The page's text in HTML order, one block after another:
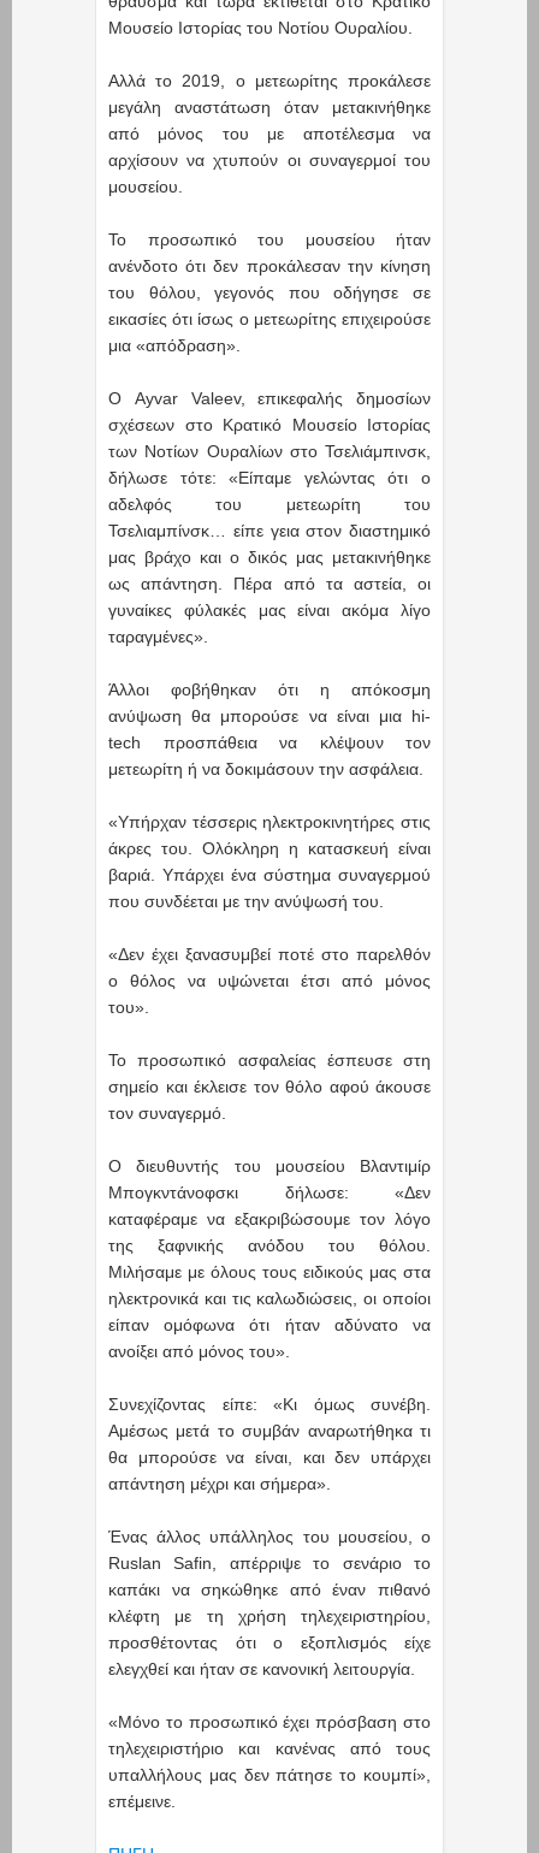
Μουσείο Ιστορίας του Νοτίου Ουραλίου.
Αλλά το 2019, ο μετεωρίτης προκάλεσε
μεγάλη αναστάτωση όταν μετακινήθηκε
από μόνος του με αποτέλεσμα να
αρχίσουν να χτυπούν οι συναγερμοί του
μουσείου.
Το προσωπικό του μουσείου ήταν
ανένδοτο ότι δεν προκάλεσαν την κίνηση
του θόλου, γεγονός που οδήγησε σε
εικασίες ότι ίσως ο μετεωρίτης επιχειρούσε
μια «απόδραση».
Ο Ayvar Valeev, επικεφαλής δημοσίων
σχέσεων στο Κρατικό Μουσείο Ιστορίας
των Νοτίων Ουραλίων στο Τσελιάμπινσκ,
δήλωσε τότε: «Είπαμε γελώντας ότι ο
αδελφός του μετεωρίτη του
Τσελιαμπίνσκ… είπε γεια στον διαστημικό
μας βράχο και ο δικός μας μετακινήθηκε
ως απάντηση. Πέρα από τα αστεία, οι
γυναίκες φύλακές μας είναι ακόμα λίγο
ταραγμένες».
Άλλοι φοβήθηκαν ότι η απόκοσμη
ανύψωση θα μπορούσε να είναι μια hi-
tech προσπάθεια να κλέψουν τον
μετεωρίτη ή να δοκιμάσουν την ασφάλεια.
«Υπήρχαν τέσσερις ηλεκτροκινητήρες στις
άκρες του. Ολόκληρη η κατασκευή είναι
βαριά. Υπάρχει ένα σύστημα συναγερμού
που συνδέεται με την ανύψωσή του.
«Δεν έχει ξανασυμβεί ποτέ στο παρελθόν
ο θόλος να υψώνεται έτσι από μόνος
του».
Το προσωπικό ασφαλείας έσπευσε στη
σημείο και έκλεισε τον θόλο αφού άκουσε
τον συναγερμό.
Ο διευθυντής του μουσείου Βλαντιμίρ
Μπογκντάνοφσκι δήλωσε: «Δεν
καταφέραμε να εξακριβώσουμε τον λόγο
της ξαφνικής ανόδου του θόλου.
Μιλήσαμε με όλους τους ειδικούς μας στα
ηλεκτρονικά και τις καλωδιώσεις, οι οποίοι
είπαν ομόφωνα ότι ήταν αδύνατο να
ανοίξει από μόνος του».
Συνεχίζοντας είπε: «Κι όμως συνέβη.
Αμέσως μετά το συμβάν αναρωτήθηκα τι
θα μπορούσε να είναι, και δεν υπάρχει
απάντηση μέχρι και σήμερα».
Ένας άλλος υπάλληλος του μουσείου, ο
Ruslan Safin, απέρριψε το σενάριο το
καπάκι να σηκώθηκε από έναν πιθανό
κλέφτη με τη χρήση τηλεχειριστηρίου,
προσθέτοντας ότι ο εξοπλισμός είχε
ελεγχθεί και ήταν σε κανονική λειτουργία.
«Μόνο το προσωπικό έχει πρόσβαση στο
τηλεχειριστήριο και κανένας από τους
υπαλλήλους μας δεν πάτησε το κουμπί»,
επέμεινε.